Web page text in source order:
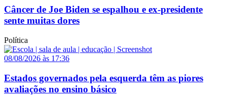
Câncer de Joe Biden se espalhou e ex-presidente
sente muitas dores
Política
08/08/2026 às 17:36
Estados governados pela esquerda têm as piores
avaliações no ensino básico